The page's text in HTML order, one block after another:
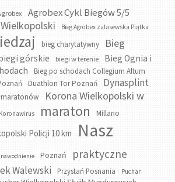
Agrobex Cykl Biegów 5/5
Bieg Agrobex zalasewska Piątka
bieg charytatywny
Bieg
górskie biegi w terenie
Bieg Ognia i
Bieg po schodach Collegium Altum
Duathlon Tor Poznań Dynasplint
Korona Wielkopolski w
Koronawirus maraton Millano
Policji 10 km
Nasz
nawodnienie Poznań
praktyczne
Walewski Przystań Posnania
Puchar